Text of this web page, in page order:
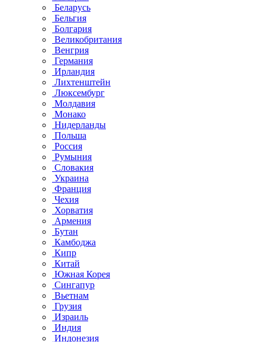
Беларусь
Бельгия
Болгария
Великобритания
Венгрия
Германия
Ирландия
Лихтенштейн
Люксембург
Молдавия
Монако
Нидерланды
Польша
Россия
Румыния
Словакия
Украина
Франция
Чехия
Хорватия
Армения
Бутан
Камбоджа
Кипр
Китай
Южная Корея
Сингапур
Вьетнам
Грузия
Израиль
Индия
Индонезия